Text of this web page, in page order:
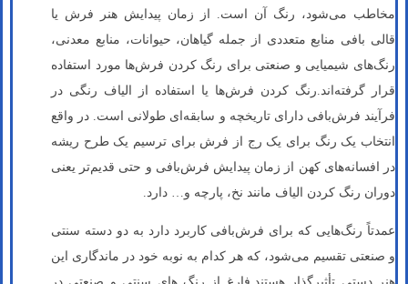
مخاطب می‌شود، رنگ آن است. از زمان پیدایش هنر فرش‌ یا
قالی بافی منابع متعددی از جمله گیاهان، حیوانات، منابع معدنی،
رنگ‌های شیمیایی و صنعتی برای رنگ کردن فرش‌ها مورد استفاده
قرار گرفته‌اند.رنگ کردن فرش‌ها یا استفاده از الیاف رنگی در
فرآیند فرش‌‌بافی دارای تاریخچه‌ و سابقه‌ای طولانی است. در واقع
انتخاب یک رنگ برای یک رج از فرش برای ترسیم یک طرح ریشه
در افسانه‌های‌ کهن از زمان پیدایش فرش‌بافی و حتی قدیم‌تر یعنی
دوران رنگ کردن الیاف مانند نخ، پارچه و… دارد.
عمدتاً رنگ‌هایی که برای فرش‌بافی کاربرد دارد به دو دسته سنتی
و صنعتی تقسیم می‌شود، که هر کدام به‌ نوبه خود در ماندگاری این